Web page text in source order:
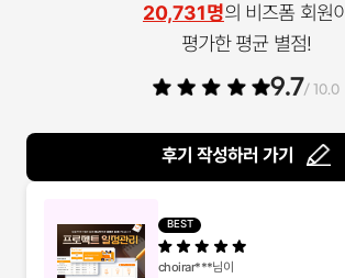
20,731명의 비즈폼 회원이
평가한 평균 별점!
9.7/ 10.0
후기 작성하러 가기
BEST
choirar***님이